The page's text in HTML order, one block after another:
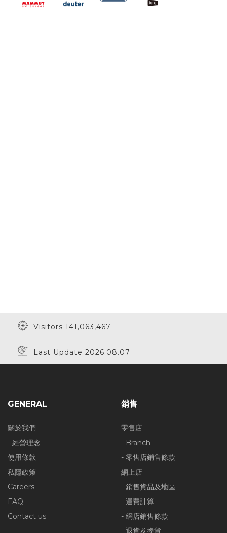
Visitors 141,063,467
Last Update 2026.08.07
GENERAL
關於我們
- 經營理念
使用條款
私隱政策
Careers
FAQ
Contact us
銷售
零售店
- Branch
- 零售店銷售條款
網上店
- 銷售貨品及地區
- 運費計算
- 網店銷售條款
- 退貨及換貨